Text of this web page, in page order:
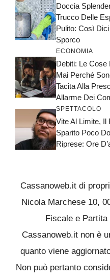
Doccia
Trucco Delle
Pulito: Così
Sporco
ECONOMIA
Debiti: Le Cose
Mai Perché
Tacita Alla
Allarme Dei
SPETTACOLO
Vite Al Limite, Il
Sparito Poco
Riprese: Ore
Cassanoweb.it di
Nicola Marchese 10,
Fiscale e Partita
Cassanoweb.it non è
quanto viene
Non può pertanto